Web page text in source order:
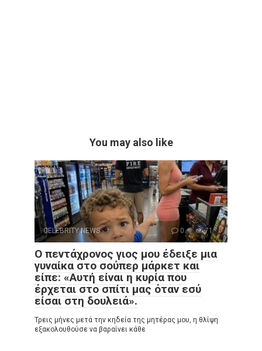
You may also like
CELEBRITY NEWS 0 71
Ο πεντάχρονος γιος μου έδειξε μια
γυναίκα στο σούπερ μάρκετ και
είπε: «Αυτή είναι η κυρία που
έρχεται στο σπίτι μας όταν εσύ
είσαι στη δουλειά».
Τρεις μήνες μετά την κηδεία της μητέρας μου, η θλίψη
εξακολουθούσε να βαραίνει κάθε